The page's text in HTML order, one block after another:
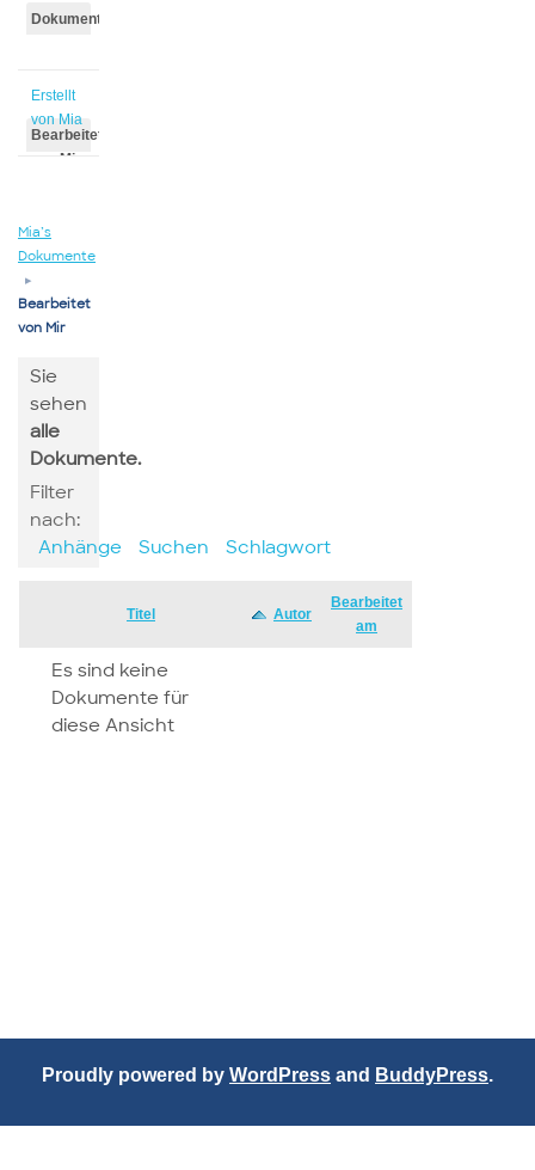
Dokumente
Erstellt
von Mia
Bearbeitet
von Mia
Mia’s
Dokumente
▸
Bearbeitet
von Mir
Sie
sehen
alle
Dokumente.
Filter
nach:
Anhänge
Suchen Schlagwort
Titel Autor
Bearbeitet
am
Es sind keine
Dokumente für
diese Ansicht
Proudly powered by WordPress and BuddyPress.